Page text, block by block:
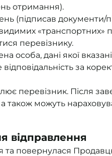
отримання).
(підписав документи/
«транспортних»
перевізнику.
дані якої
за
перевізник. Після
також можуть
відправлення
та повернулася